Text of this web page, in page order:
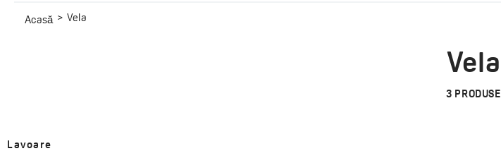
Acasă Vela
Vela
3 PRODUSE
Lavoare